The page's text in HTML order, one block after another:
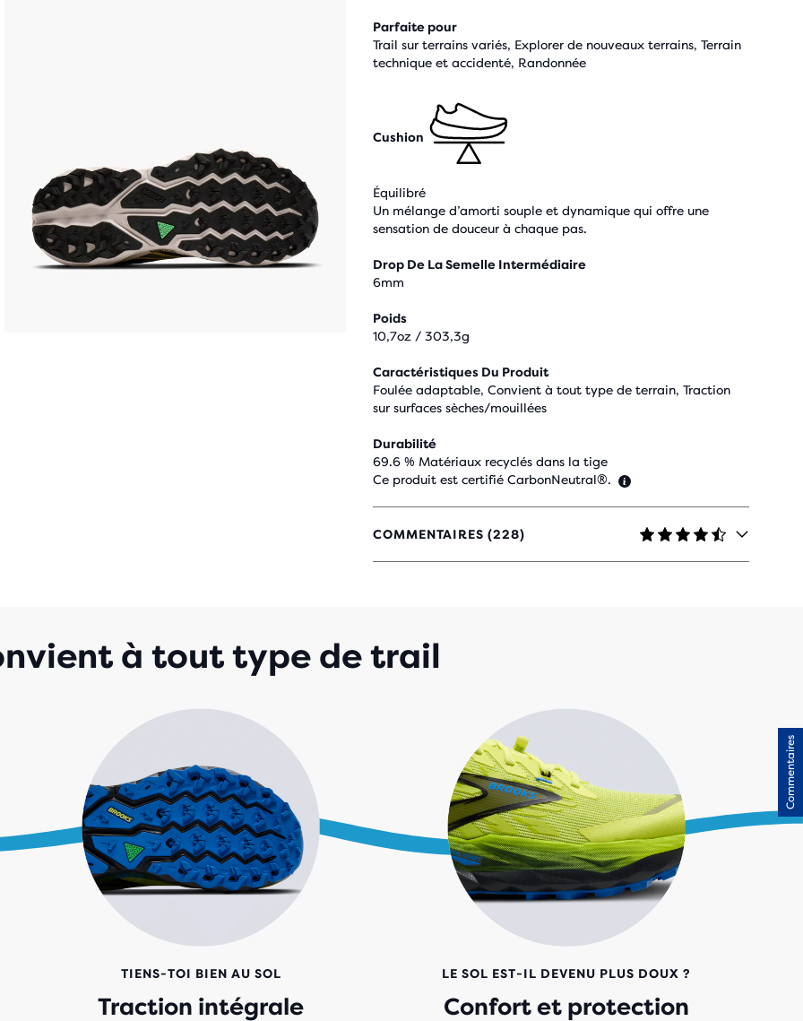
Parfaite pour
Trail sur terrains variés, Explorer de nouveaux terrains, Terrain
technique et accidenté, Randonnée
Cushion
Équilibré
Un mélange d’amorti souple et dynamique qui offre une
sensation de douceur à chaque pas.
Drop De La Semelle Intermédiaire
6mm
Poids
10,7oz / 303,3g
Caractéristiques Du Produit
Foulée adaptable, Convient à tout type de terrain, Traction
sur surfaces sèches/mouillées
Durabilité
69.6 % Matériaux recyclés dans la tige
Ce produit est certifié CarbonNeutral®.
COMMENTAIRES (228)
4,3
SUR
à tout type de trail
TIENS-TOI BIEN AU SOL
Traction intégrale
LE SOL EST-IL DEVENU PLUS DOUX ?
Confort et protection
Commentaires